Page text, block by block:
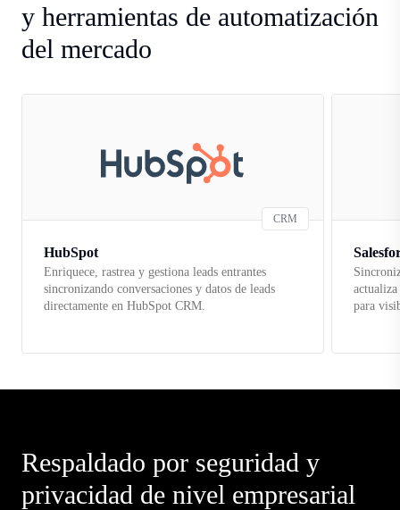
y herramientas de automatización
del mercado
CRM
HubSpot
Enriquece, rastrea y gestiona leads entrantes
sincronizando conversaciones y datos de leads
directamente en HubSpot CRM.
para
Respaldado por seguridad y
privacidad de nivel empresarial